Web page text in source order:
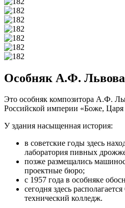
Особняк А.Ф. Львова
Это особняк композитора А.Ф.
Российской империи «Боже, Царя
У здания насыщенная история:
в советские годы здесь
лаборатория пивных
позже размещались
проектные бюро;
с 1957 года в особняке
сегодня здесь
технический колледж.